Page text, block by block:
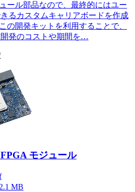
ール部品なので、最終的にはユー
るカスタムキャリアボードを作成
の開発キットを利用することで、
発のコストや期間を…
モジュール
MB